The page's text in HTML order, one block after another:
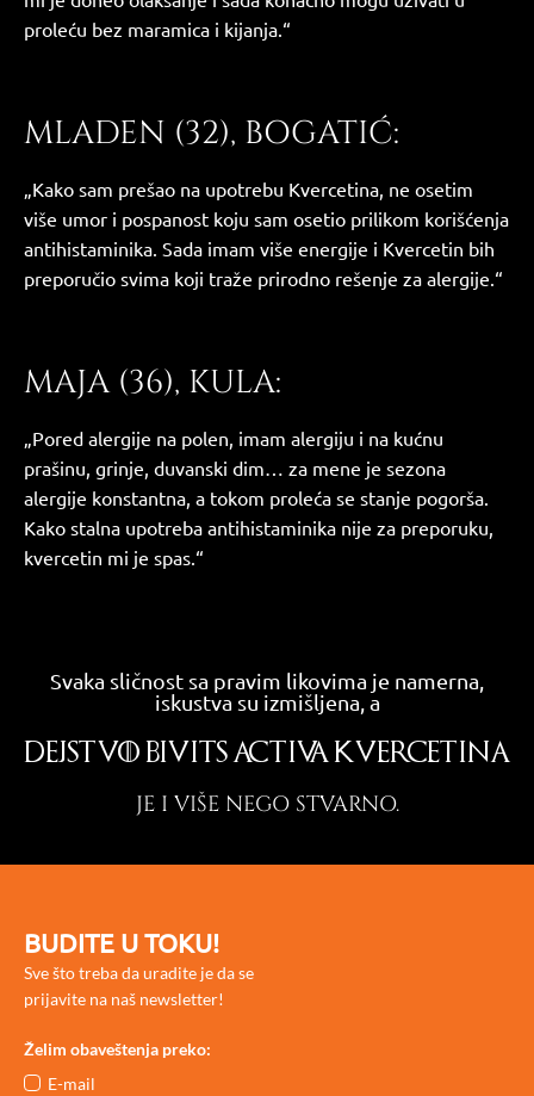
proleću bez maramica i kijanja.“
MLADEN (32), BOGATIĆ:
„Kako sam prešao na upotrebu Kvercetina, ne osetim
više umor i pospanost koju sam osetio prilikom korišćenja
antihistaminika. Sada imam više energije i Kvercetin bih
preporučio svima koji traže prirodno rešenje za alergije.“
MAJA (36), KULA:
„Pored alergije na polen, imam alergiju i na kućnu
prašinu, grinje, duvanski dim… za mene je sezona
alergije konstantna, a tokom proleća se stanje pogorša.
Kako stalna upotreba antihistaminika nije za preporuku,
kvercetin mi je spas.“
Svaka sličnost sa pravim likovima je namerna,
iskustva su izmišljena, a
DEJSTVO BIVITS ACTIVA KVERCETINA
JE I VIŠE NEGO STVARNO.
BUDITE U TOKU!
Sve što treba da uradite je da se
prijavite na naš newsletter!
Želim obaveštenja preko:
E-mail